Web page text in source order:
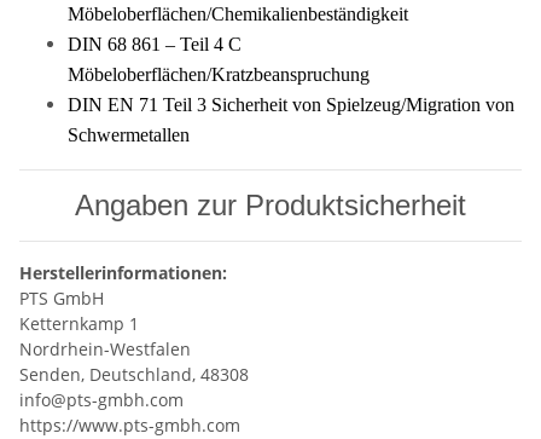
Möbeloberflächen/Chemikalienbeständigkeit
DIN 68 861 – Teil 4 C
Möbeloberflächen/Kratzbeanspruchung
DIN EN 71 Teil 3 Sicherheit von Spielzeug/Migration von
Schwermetallen
Angaben zur Produktsicherheit
Herstellerinformationen:
PTS GmbH
Ketternkamp 1
Nordrhein-Westfalen
Senden, Deutschland, 48308
info@pts-gmbh.com
https://www.pts-gmbh.com